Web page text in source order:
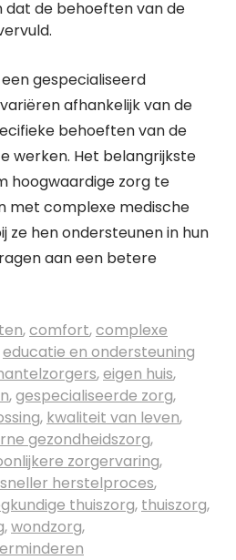
dat de behoeften van de
gespecialiseerd
afhankelijk van de
behoeften van de
werken. Het belangrijkste
hoogwaardige zorg te
met complexe medische
ze hen ondersteunen in hun
aan een betere
,comfort,complexe
educatie en ondersteuning
,eigen huis,
,gespecialiseerde zorg,
, kwaliteit van leven,
gezondheidszorg,
zorgervaring,
sneller herstelproces,
thuiszorg, thuiszorg,
,wondzorg,